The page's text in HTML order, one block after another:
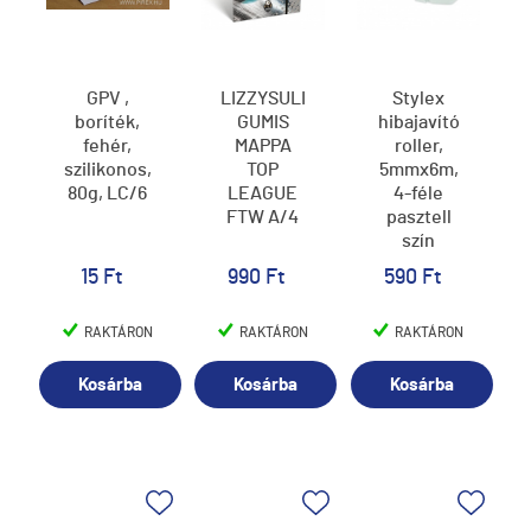
GPV ,
boríték,
fehér,
szilikonos,
80g, LC/6
15 Ft
RAKTÁRON
Kosárba
LIZZYSULI
GUMIS
MAPPA
TOP
LEAGUE
FTW A/4
990 Ft
RAKTÁRON
Kosárba
Stylex
hibajavító
roller,
5mmx6m,
4-féle
pasztell
szín
590 Ft
RAKTÁRON
Kosárba